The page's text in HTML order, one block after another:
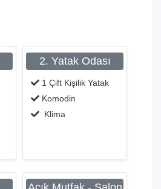
2. Yatak Odası
1 Çift Kişilik Yatak
Komodin
Klima